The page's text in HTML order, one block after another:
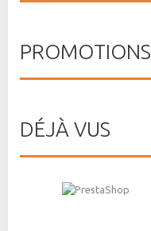
PROMOTIONS
DÉJÀ VUS